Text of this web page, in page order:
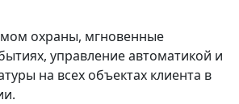
охраны, мгновенные
управление автоматикой и
на всех объектах клиента в